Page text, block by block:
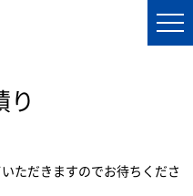
り
ただきますのでお待ちくださ